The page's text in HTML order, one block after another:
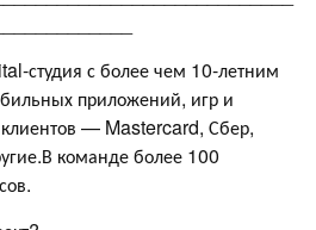
студия с более чем 10-летним
приложений, игр и
— Mastercard, Сбер,
команде более 100